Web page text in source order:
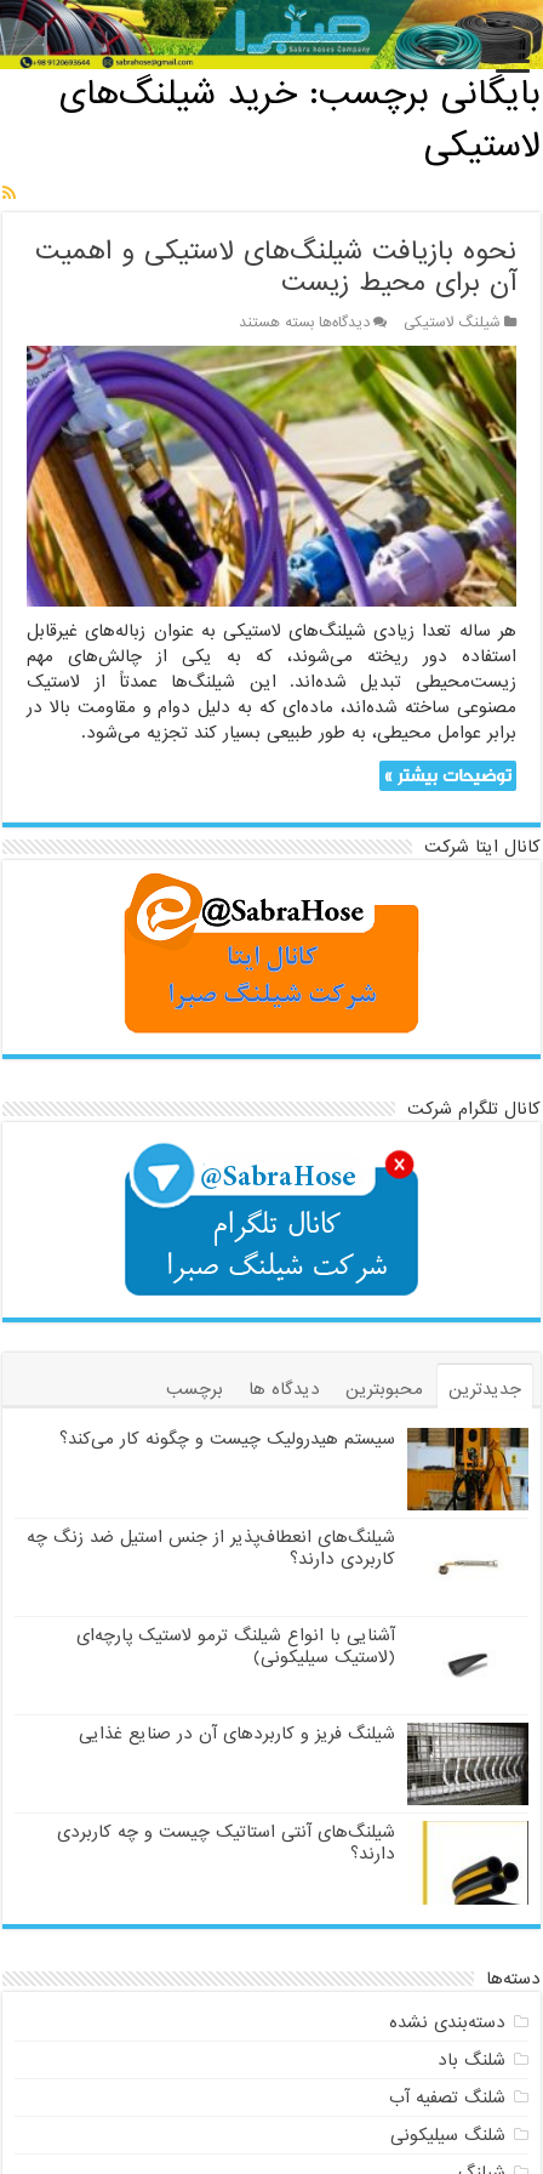
خانه / بایگانی برچسب: خرید شیلنگ‌های لاستیکی
بایگانی برچسب:خرید شیلنگ‌های
لاستیکی
نحوه بازیافت شیلنگ‌های لاستیکی و اهمیت
آن برای محیط زیست
شیلنگ لاستیکی دیدگاه‌هابرای
نحوه
بازیافت
شیلنگ‌های
لاستیکی
و
اهمیت
آن
برای
محیط
زیست
بسته هستند
هر ساله تعدا زیادی شیلنگ‌های لاستیکی به عنوان زباله‌های غیرقابل
استفاده دور ریخته می‌شوند، که به یکی از چالش‌های مهم
زیست‌محیطی تبدیل شده‌اند. این شیلنگ‌ها عمدتاً از لاستیک
مصنوعی ساخته شده‌اند، ماده‌ای که به دلیل دوام و مقاومت بالا در
برابر عوامل محیطی، به طور طبیعی بسیار کند تجزیه می‌شود.
توضیحات بیشتر »
کانال ایتا شرکت
کانال تلگرام شرکت
جدیدترین محبوبترین دیدگاه ها
برچسب
سیستم هیدرولیک چیست و چگونه کار می‌کند؟
شیلنگ‌های انعطاف‌پذیر از جنس استیل ضد زنگ چه
کاربردی دارند؟
آشنایی با انواع شیلنگ ترمو لاستیک پارچه‌ای
(لاستیک سیلیکونی)
شیلنگ فریز و کاربردهای آن در صنایع غذایی
شیلنگ‌های آنتی استاتیک چیست و چه کاربردی
دارند؟
دسته‌ها
دسته‌بندی نشده
شلنگ باد
شلنگ تصفیه آب
شلنگ سیلیکونی